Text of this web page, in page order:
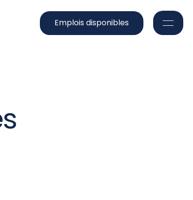
Emplois disponibles